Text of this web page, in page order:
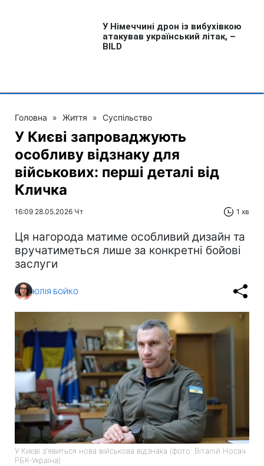
Головна » Життя » Суспільство
У Києві запроваджують
особливу відзнаку для
військових: перші деталі від
Кличка
16:09 28.05.2026 Чт 1 хв
Ця нагорода матиме особливий дизайн та
вручатиметься лише за конкретні бойові
заслуги
ЮЛІЯ БОЙКО
У Києві з'явиться нова військова відзнака (фото: Віталій Носач
РБК-Україна)